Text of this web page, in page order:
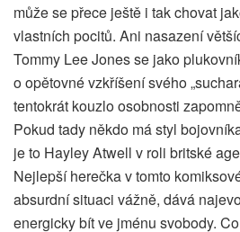
může se přece ještě i tak chovat
vlastních pocitů. Ani nasazení
Tommy Lee Jones se jako
o opětovné vzkříšení svého
tentokrát kouzlo osobnosti
Pokud tady někdo má styl
je to Hayley Atwell v roli britské
Nejlepší herečka v tomto
absurdní situaci vážně, dává
energicky bít ve jménu svobody.